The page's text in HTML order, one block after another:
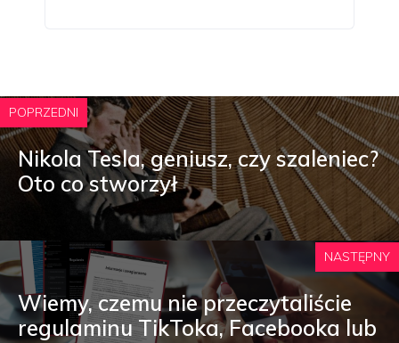
POPRZEDNI
Nikola Tesla, geniusz, czy szaleniec?
Oto co stworzył
NASTĘPNY
Wiemy, czemu nie przeczytaliście
regulaminu TikToka, Facebooka lub